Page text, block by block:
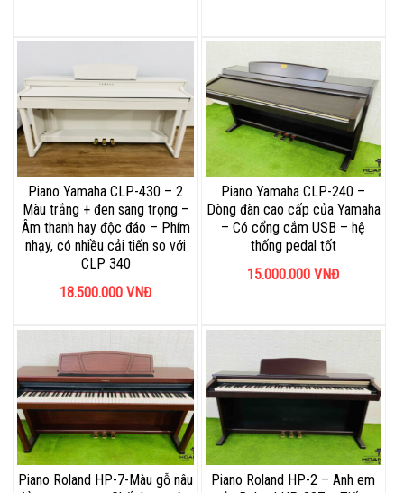
Piano Yamaha CLP-430 – 2
Màu trắng + đen sang trọng –
Âm thanh hay độc đáo – Phím
nhạy, có nhiều cải tiến so với
CLP 340
18.500.000 VNĐ
Piano Yamaha CLP-240 –
Dòng đàn cao cấp của Yamaha
– Có cổng cắm USB – hệ
thống pedal tốt
15.000.000 VNĐ
Piano Roland HP-7-Màu gỗ nâu
Piano Roland HP-2 – Anh em